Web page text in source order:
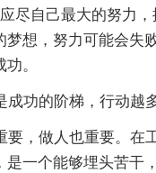
尽自己最大的努力
梦想，努力可能会失
。
成功的阶梯，行动越
要，做人也重要。在
是一个能够埋头苦干